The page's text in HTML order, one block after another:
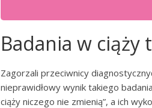
Badania w ciąży
Zagorzali przeciwnicy
nieprawidłowy wynik takiego
ciąży niczego nie zmienią”, a ich